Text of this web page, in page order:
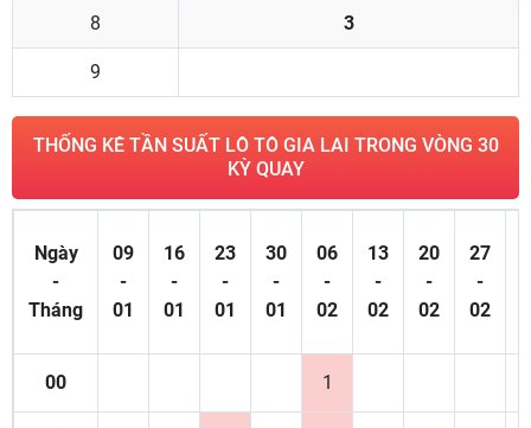
8 3
9
THỐNG KÊ TẦN SUẤT LÔ TÔ GIA LAI TRONG VÒNG 30
KỲ QUAY
Ngày
-
Tháng
09
-
01
16
-
01
23
-
01
30
-
01
06
-
02
13
-
02
20
-
02
27
-
02
00 1